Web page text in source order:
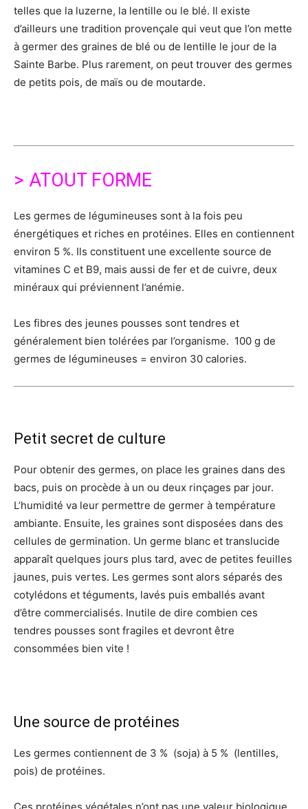
telles que la luzerne, la lentille ou le blé. Il existe
d’ailleurs une tradition provençale qui veut que l’on mette
à germer des graines de blé ou de lentille le jour de la
Sainte Barbe. Plus rarement, on peut trouver des germes
de petits pois, de maïs ou de moutarde.
> ATOUT FORME
Les germes de légumineuses sont à la fois peu
énergétiques et riches en protéines. Elles en contiennent
environ 5 %. Ils constituent une excellente source de
vitamines C et B9, mais aussi de fer et de cuivre, deux
minéraux qui préviennent l’anémie.
Les fibres des jeunes pousses sont tendres et
généralement bien tolérées par l’organisme. 100 g de
germes de légumineuses = environ 30 calories.
Petit secret de culture
Pour obtenir des germes, on place les graines dans des
bacs, puis on procède à un ou deux rinçages par jour.
L’humidité va leur permettre de germer à température
ambiante. Ensuite, les graines sont disposées dans des
cellules de germination. Un germe blanc et translucide
apparaît quelques jours plus tard, avec de petites feuilles
jaunes, puis vertes. Les germes sont alors séparés des
cotylédons et téguments, lavés puis emballés avant
d’être commercialisés. Inutile de dire combien ces
tendres pousses sont fragiles et devront être
consommées bien vite !
Une source de protéines
Les germes contiennent de 3 % (soja) à 5 % (lentilles,
pois) de protéines.